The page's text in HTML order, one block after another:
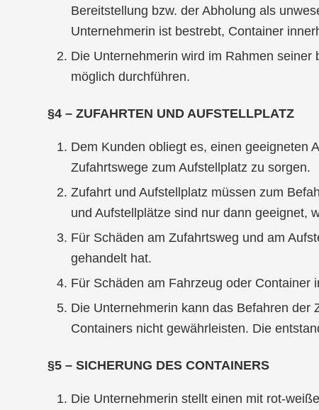
Bereitstellung bzw. der Abholung als
Unternehmerin ist bestrebt, Container
Die Unternehmerin wird im Rahmen
möglich durchführen.
§4 – ZUFAHRTEN UND AUFSTELLPLATZ
Dem Kunden obliegt es, einen geeigneten
Zufahrtswege zum Aufstellplatz zu sorgen.
Zufahrt und Aufstellplatz müssen zum
und Aufstellplätze sind nur dann geeignet,
Für Schäden am Zufahrtsweg und am
gehandelt hat.
Für Schäden am Fahrzeug oder Container
Die Unternehmerin kann das Befahren der
Containers nicht gewährleisten. Die
§5 – SICHERUNG DES CONTAINERS
Die Unternehmerin stellt einen mit rot-